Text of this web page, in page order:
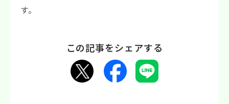
す。
この記事をシェアする